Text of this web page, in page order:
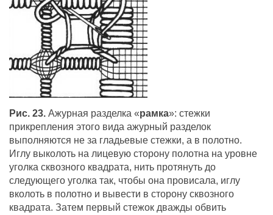
Рис. 23. Ажурная разделка «рамка»: стежки
прикрепления этого вида ажурный разделок
выполняются не за гладьевые стежки, а в полотно.
Иглу выколоть на лицевую сторону полотна на уровне
уголка сквозного квадрата, нить протянуть до
следующего уголка так, чтобы она провисала, иглу
вколоть в полотно и вывести в сторону сквозного
квадрата. Затем первый стежок дважды обвить